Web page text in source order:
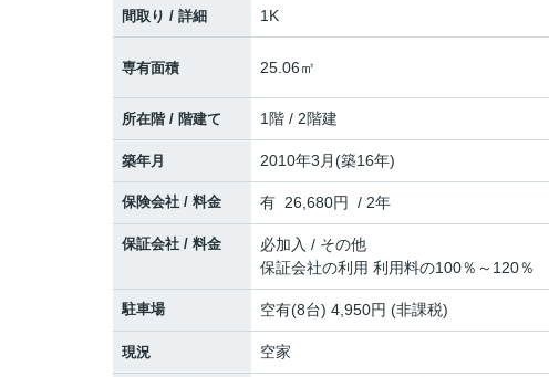
間取り / 詳細 1K
専有面積 25.06㎡
所在階 / 階建て 1階 / 2階建
築年月 2010年3月(築16年)
保険会社 / 料金 有 26,680円 / 2年
保証会社 / 料金
必加入 / その他
保証会社の利用 利用料の100％～120％
駐車場 空有(8台) 4,950円 (非課税)
現況 空家